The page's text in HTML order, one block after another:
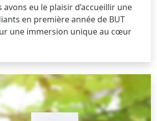
avons eu le plaisir d’accueillir une
en première année de BUT
une immersion unique au cœur